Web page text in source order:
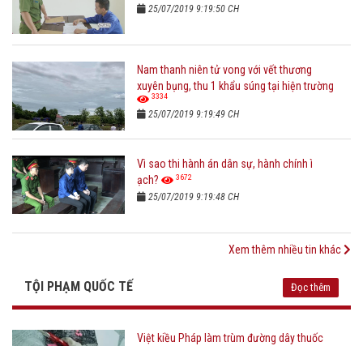
25/07/2019 9:19:50 CH
Nam thanh niên tử vong với vết thương
xuyên bụng, thu 1 khẩu súng tại hiện trường
3334
25/07/2019 9:19:49 CH
Vì sao thi hành án dân sự, hành chính ì
ạch?
3672
25/07/2019 9:19:48 CH
Xem thêm nhiều tin khác
TỘI PHẠM QUỐC TẾ Đọc thêm
Việt kiều Pháp làm trùm đường dây thuốc